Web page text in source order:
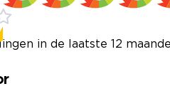
in de laatste 12